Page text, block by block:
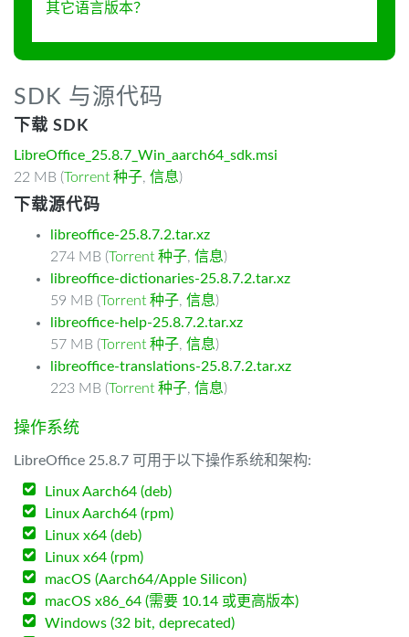
其它语言版本？
SDK 与源代码
下载 SDK
LibreOffice_25.8.7_Win_aarch64_sdk.msi
22 MB (Torrent 种子, 信息)
下载源代码
libreoffice-25.8.7.2.tar.xz
274 MB (Torrent 种子, 信息)
libreoffice-dictionaries-25.8.7.2.tar.xz
59 MB (Torrent 种子, 信息)
libreoffice-help-25.8.7.2.tar.xz
57 MB (Torrent 种子, 信息)
libreoffice-translations-25.8.7.2.tar.xz
223 MB (Torrent 种子, 信息)
操作系统
LibreOffice 25.8.7 可用于以下操作系统和架构:
Linux Aarch64 (deb)
Linux Aarch64 (rpm)
Linux x64 (deb)
Linux x64 (rpm)
macOS (Aarch64/Apple Silicon)
macOS x86_64 (需要 10.14 或更高版本)
Windows (32 bit, deprecated)